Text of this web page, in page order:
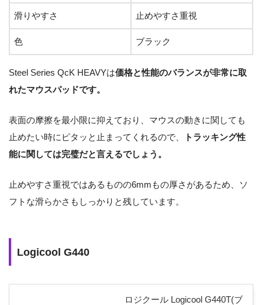
滑りやすさ 止めやすさ重視
色 ブラック
Steel Series QcK HEAVYは価格と性能のバランスが非常に取
れたマウスパッドです。
表面の摩擦を最小限に抑えており、マウスの動きに関しても
止めたい時にピタッと止まってくれるので、
トラッキング性
能に関しては完璧だと言えるでしょう。
止めやすさ重視ではあるものの6mmもの厚さがあるため、ソ
フトな滑らかさもしっかりと残しています。
Logicool G440
ロジクール Logicool G440T(ブ